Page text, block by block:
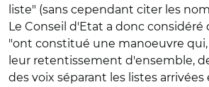
liste" (sans cependant citer les
Le Conseil d'Etat a donc considéré
"ont constitué une manoeuvre
leur retentissement d'ensemble,
des voix séparant les listes